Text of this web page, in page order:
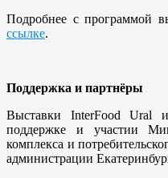
Подробнее с программой
ссылке.
Поддержка и партнёры
Выставки InterFood Ural
поддержке и участии
комплекса и
администрации